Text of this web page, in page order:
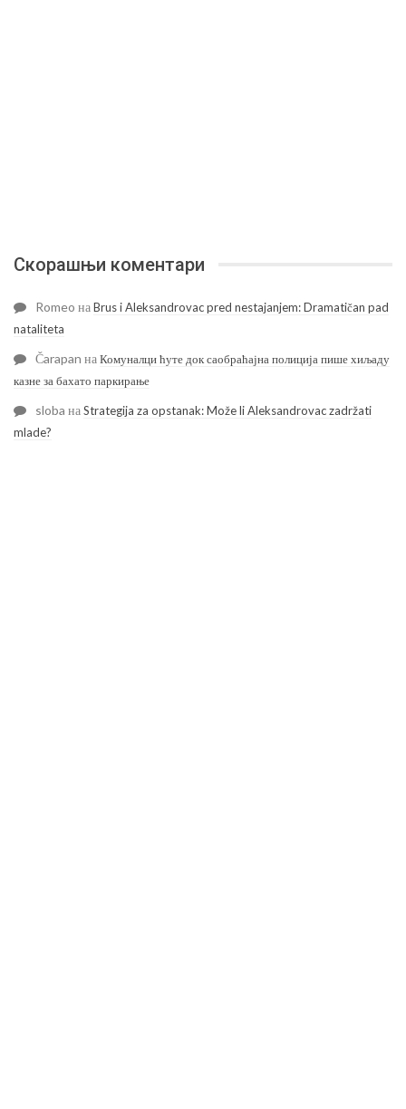
Скорашњи коментари
Romeo наBrus i Aleksandrovac pred nestajanjem: Dramatičan pad
nataliteta
Čarapan наКомуналци ћуте док саобраћајна полиција пише хиљаду
казне за бахато паркирање
sloba наStrategija za opstanak: Može li Aleksandrovac zadržati
mlade?